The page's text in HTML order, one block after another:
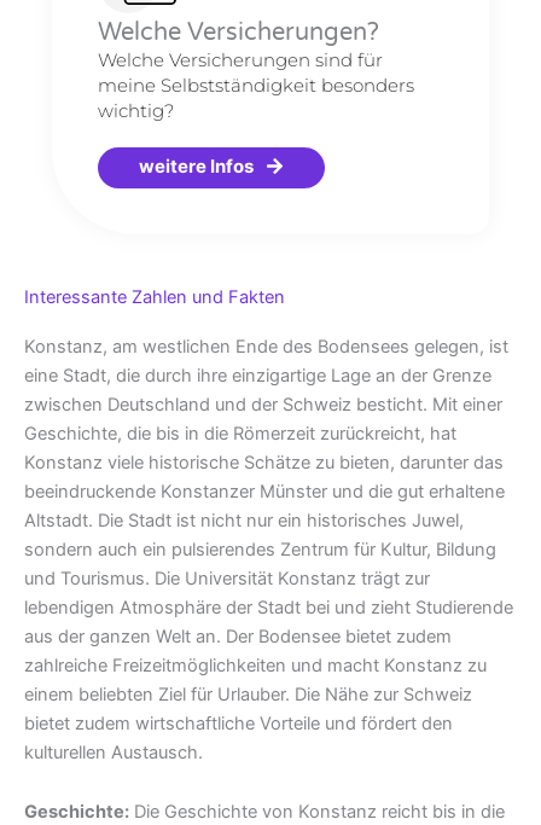
Welche Versicherungen?
Welche Versicherungen sind für
meine Selbstständigkeit besonders
wichtig?
weitere Infos
Interessante Zahlen und Fakten
Konstanz, am westlichen Ende des Bodensees gelegen, ist
eine Stadt, die durch ihre einzigartige Lage an der Grenze
zwischen Deutschland und der Schweiz besticht. Mit einer
Geschichte, die bis in die Römerzeit zurückreicht, hat
Konstanz viele historische Schätze zu bieten, darunter das
beeindruckende Konstanzer Münster und die gut erhaltene
Altstadt. Die Stadt ist nicht nur ein historisches Juwel,
sondern auch ein pulsierendes Zentrum für Kultur, Bildung
und Tourismus. Die Universität Konstanz trägt zur
lebendigen Atmosphäre der Stadt bei und zieht Studierende
aus der ganzen Welt an. Der Bodensee bietet zudem
zahlreiche Freizeitmöglichkeiten und macht Konstanz zu
einem beliebten Ziel für Urlauber. Die Nähe zur Schweiz
bietet zudem wirtschaftliche Vorteile und fördert den
kulturellen Austausch.
Geschichte: Die Geschichte von Konstanz reicht bis in die